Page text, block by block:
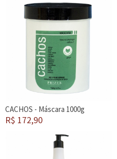
CACHOS - Máscara 1000g
R$ 172,90